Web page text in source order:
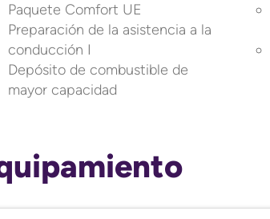
Paquete Comfort UE
Preparación de la asistencia a la
conducción I
Depósito de combustible de
mayor capacidad